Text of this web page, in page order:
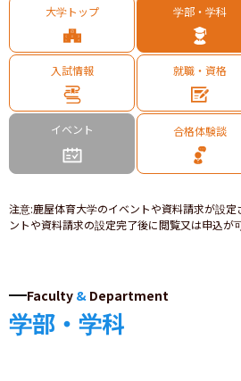
大学トップ 学部・学科
入試情報 就職・資格
イベント 合格体験談
注意:鹿屋体育大学のイベントや資料請求が設
ントや資料請求の設定完了後に閲覧又は申込が
Faculty & Department
学部・学科